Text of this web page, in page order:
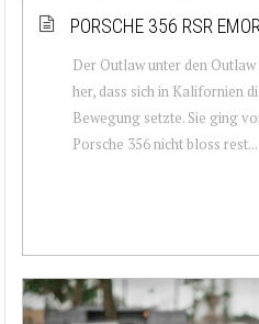
PORSCHE 356 RSR
Der Outlaw unter den
her, dass sich in Kalifornien
Bewegung setzte. Sie ging
Porsche 356 nicht bloss rest...